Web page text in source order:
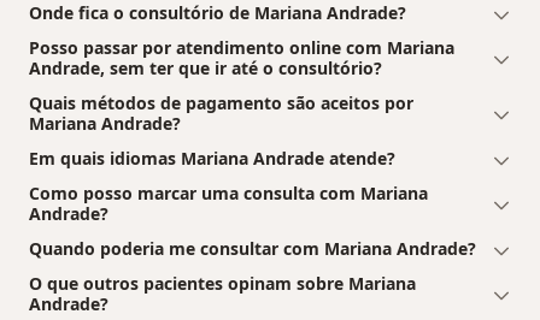
Onde fica o consultório de Mariana Andrade?
Posso passar por atendimento online com Mariana
Andrade, sem ter que ir até o consultório?
Quais métodos de pagamento são aceitos por
Mariana Andrade?
Em quais idiomas Mariana Andrade atende?
Como posso marcar uma consulta com Mariana
Andrade?
Quando poderia me consultar com Mariana Andrade?
O que outros pacientes opinam sobre Mariana
Andrade?